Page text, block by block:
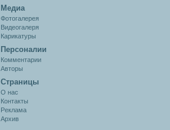
Медиа
Фотогалерея
Видеогалеря
Карикатуры
Персоналии
Комментарии
Авторы
Cтраницы
О нас
Контакты
Реклама
Архив